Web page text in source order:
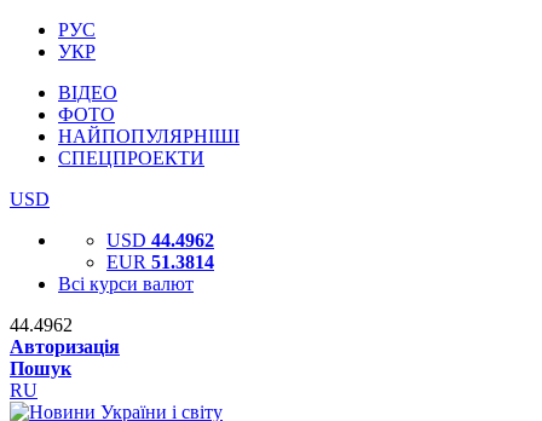
РУС
УКР
ВІДЕО
ФОТО
НАЙПОПУЛЯРНІШІ
СПЕЦПРОЕКТИ
USD
USD 44.4962
EUR 51.3814
Всі курси валют
44.4962
Авторизація
Пошук
RU